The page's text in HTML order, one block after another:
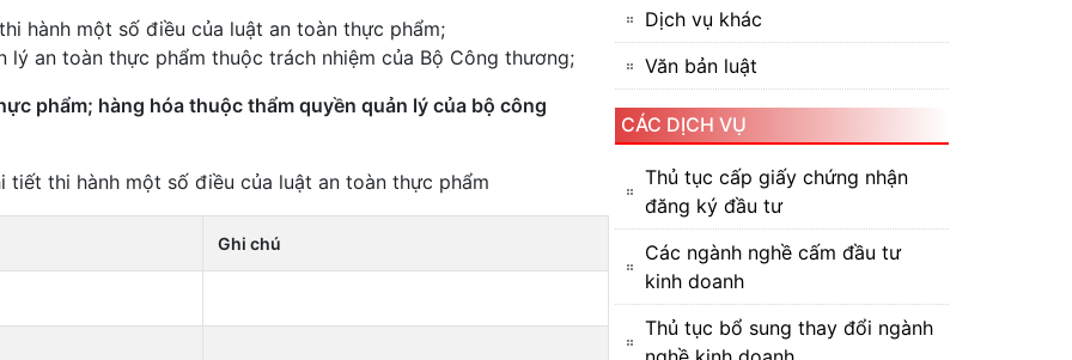
hành một số điều của luật an toàn thực phẩm;
an toàn thực phẩm thuộc trách nhiệm của Bộ Công thương;
phẩm; hàng hóa thuộc thẩm quyền quản lý của bộ công
thi hành một số điều của luật an toàn thực phẩm
Ghi chú
Dịch vụ khác
Văn bản luật
CÁC DỊCH VỤ
Thủ tục cấp giấy chứng nhận
đăng ký đầu tư
Các ngành nghề cấm đầu tư
kinh doanh
Thủ tục bổ sung thay đổi ngành